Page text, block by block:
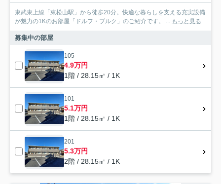
東武東上線「東松山駅」から徒歩20分。快適な暮らしを支える充実設備
が魅力の1Kのお部屋「ドルフ・ブルク」のご紹介です。 ...
もっと見る
募集中の部屋
105
4.9万円
1階 / 28.15㎡ / 1K
101
5.1万円
1階 / 28.15㎡ / 1K
201
5.3万円
2階 / 28.15㎡ / 1K